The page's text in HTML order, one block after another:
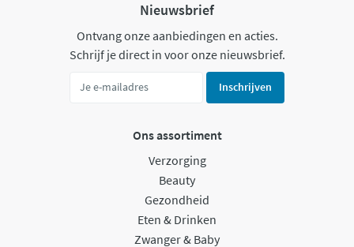
Nieuwsbrief
Ontvang onze aanbiedingen en acties.
Schrijf je direct in voor onze nieuwsbrief.
Inschrijven
Ons assortiment
Verzorging
Beauty
Gezondheid
Eten & Drinken
Zwanger & Baby